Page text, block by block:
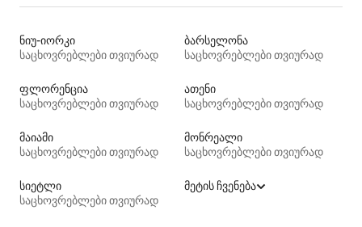
ნიუ-იორკი
საცხოვრებლები თვიურად
ბარსელონა
საცხოვრებლები თვიურად
ფლორენცია
საცხოვრებლები თვიურად
ათენი
საცხოვრებლები თვიურად
მაიამი
საცხოვრებლები თვიურად
მონრეალი
საცხოვრებლები თვიურად
სიეტლი
საცხოვრებლები თვიურად
მეტის ჩვენება